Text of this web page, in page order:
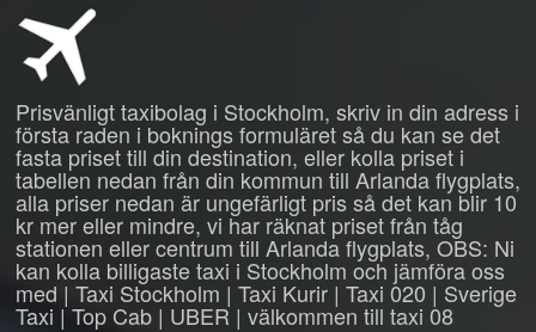
Prisvänligt taxibolag i Stockholm, skriv in din adress i
första raden i boknings formuläret så du kan se det
fasta priset till din destination, eller kolla priset i
tabellen nedan från din kommun till Arlanda flygplats,
alla priser nedan är ungefärligt pris så det kan blir 10
kr mer eller mindre, vi har räknat priset från tåg
stationen eller centrum till Arlanda flygplats, OBS: Ni
kan kolla billigaste taxi i Stockholm och jämföra oss
med | Taxi Stockholm | Taxi Kurir | Taxi 020 | Sverige
Taxi | Top Cab | UBER | välkommen till taxi 08